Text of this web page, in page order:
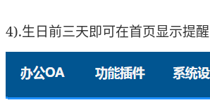
4).生日前三天即可在首页显示提醒